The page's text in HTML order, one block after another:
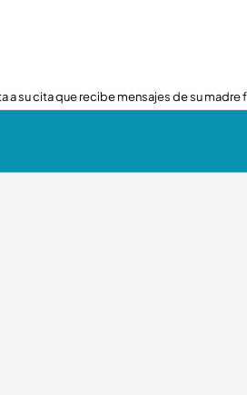
a su cita que recibe mensajes de su madre